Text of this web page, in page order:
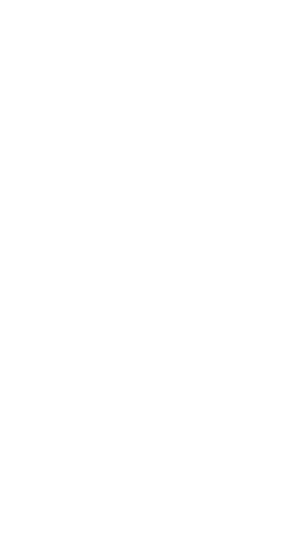
gegeben, wenn Sie mit Bild
dazu verpflichtet,
zu absolvieren und
in Form von
Sie drei einzelne
in Ihrer
für die
|
3 Satz 1